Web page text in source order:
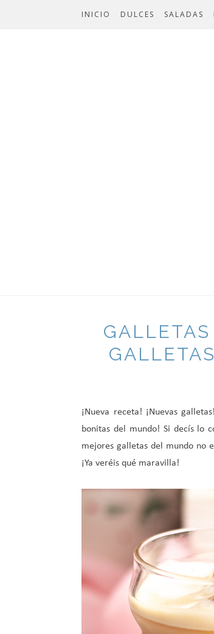
INICIO DULCES SALADAS
¡Nueva receta! ¡Nuevas
bonitas del mundo! Si decís lo
mejores galletas del mundo no
¡Ya veréis qué maravilla!